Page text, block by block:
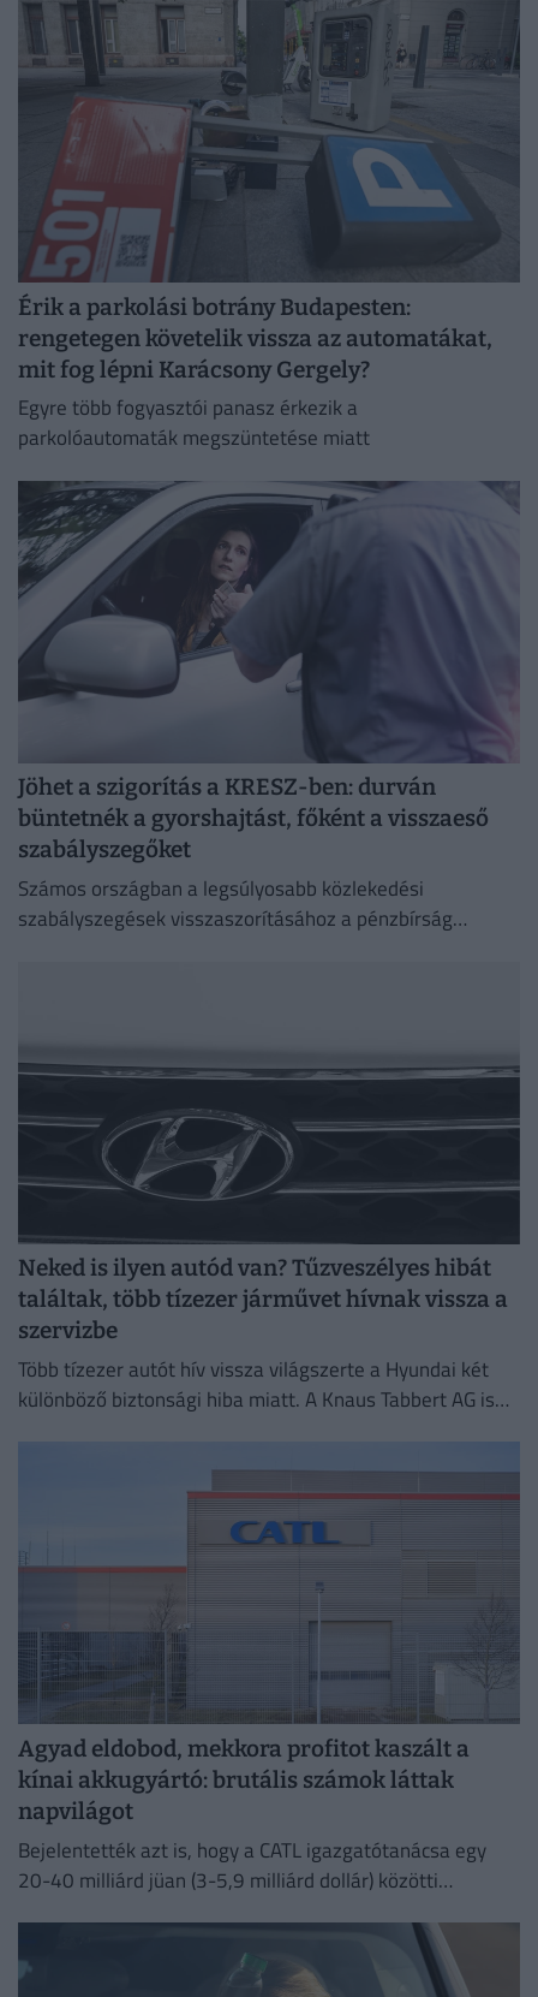
romlott a jövedelmezőség.
Érik a parkolási botrány Budapesten:
rengetegen követelik vissza az automatákat,
mit fog lépni Karácsony Gergely?
Egyre több fogyasztói panasz érkezik a
parkolóautomaták megszüntetése miatt
Jöhet a szigorítás a KRESZ-ben: durván
büntetnék a gyorshajtást, főként a visszaeső
szabályszegőket
Számos országban a legsúlyosabb közlekedési
szabályszegések visszaszorításához a pénzbírság
Neked is ilyen autód van? Tűzveszélyes hibát
találtak, több tízezer járművet hívnak vissza a
szervizbe
Több tízezer autót hív vissza világszerte a Hyundai két
különböző biztonsági hiba miatt. A Knaus Tabbert AG is
Agyad eldobod, mekkora profitot kaszált a
kínai akkugyártó: brutális számok láttak
napvilágot
Bejelentették azt is, hogy a CATL igazgatótanácsa egy
20-40 milliárd jüan (3-5,9 milliárd dollár) közötti